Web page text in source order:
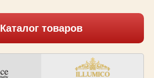
Каталог товаров